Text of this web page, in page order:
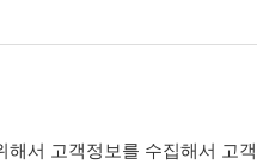
서 고객정보를 수집해서 고